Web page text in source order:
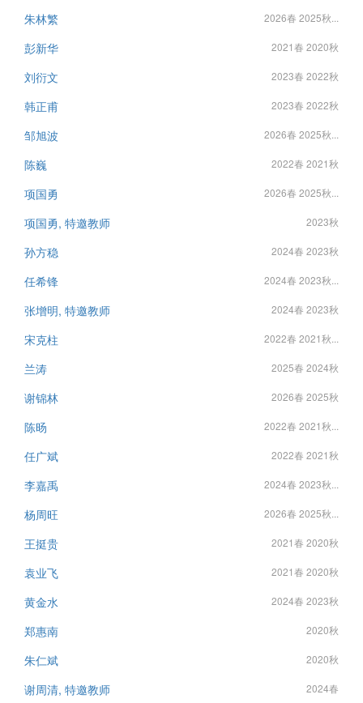
朱林繁 2026春 2025秋...
彭新华 2021春 2020秋
刘衍文 2023春 2022秋
韩正甫 2023春 2022秋
邹旭波 2026春 2025秋...
陈巍 2022春 2021秋
项国勇 2026春 2025秋...
项国勇, 特邀教师 2023秋
孙方稳 2024春 2023秋
任希锋 2024春 2023秋...
张增明, 特邀教师 2024春 2023秋
宋克柱 2022春 2021秋...
兰涛 2025春 2024秋
谢锦林 2026春 2025秋
陈旸 2022春 2021秋...
任广斌 2022春 2021秋
李嘉禹 2024春 2023秋...
杨周旺 2026春 2025秋...
王挺贵 2021春 2020秋
袁业飞 2021春 2020秋
黄金水 2024春 2023秋
郑惠南 2020秋
朱仁斌 2020秋
谢周清, 特邀教师 2024春